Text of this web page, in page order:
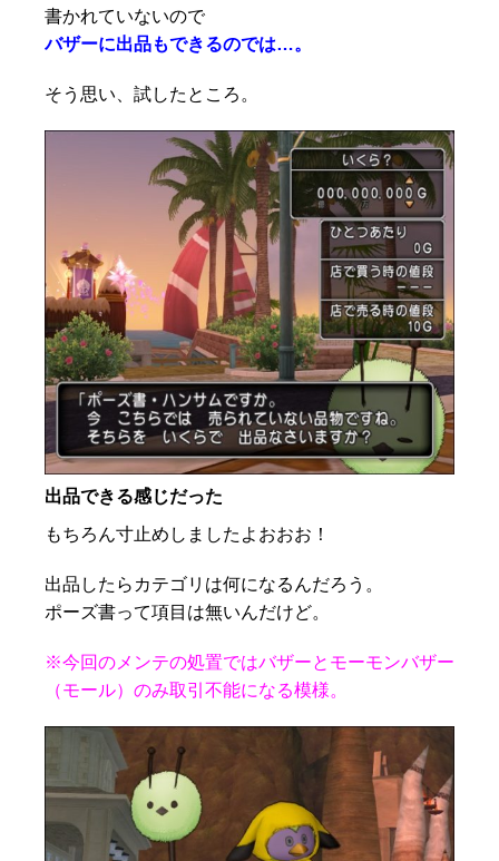
書かれていないので
バザーに出品もできるのでは…。
そう思い、試したところ。
出品できる感じだった
もちろん寸止めしましたよおおお！
出品したらカテゴリは何になるんだろう。
ポーズ書って項目は無いんだけど。
※今回のメンテの処置ではバザーとモーモンバザー
（モール）のみ取引不能になる模様。